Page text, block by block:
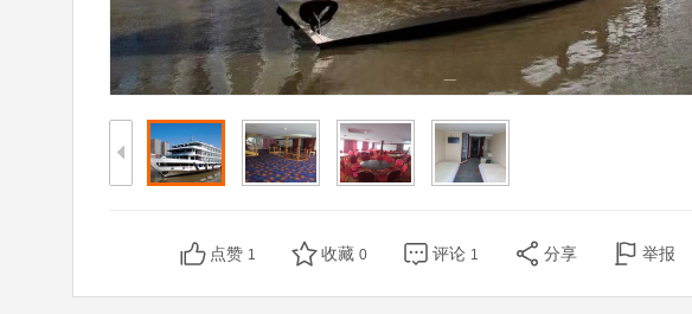
点赞 1 收藏 0 评论 1 分享 举报